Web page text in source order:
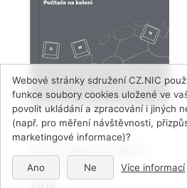
Martin Malý
2019
Webové stránky sdružení CZ.NIC
funkce soubory cookies uložené ve
povolit ukládání a zpracování i jiných
(např. pro měření návštěvnosti,
marketingové informace)?
Ano Ne Více informací